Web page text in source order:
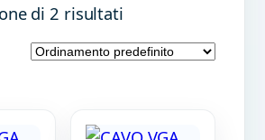
di 2 risultati